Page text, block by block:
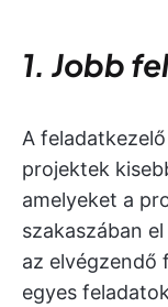
1. Jobb
A
projektek
amelyeket a
szakaszában
az elvégzendő
egyes